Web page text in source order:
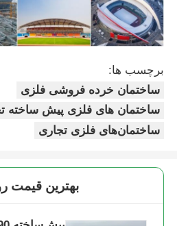
ساخت سازه فولادی
کارگاه سازه های فولادی
انبار ساختارهای فولادی
برچسب ها:
ساختمان خرده فروشی فلزی
ساختمان های فلزی پیش ساخته
ساختمان‌های فلزی تجاری
بهترين قيمت